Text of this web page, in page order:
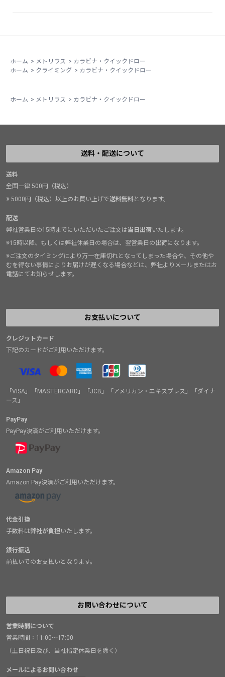
ホーム > メトリウス > カラビナ・クイックドロー
ホーム > クライミング > カラビナ・クイックドロー
ホーム > メトリウス > カラビナ・クイックドロー
送料・配送について
送料
全国一律 500円（税込）
※ 5000円（税込）以上のお買い上げで送料無料となります。
配送
弊社営業日の15時までにいただいたご注文は当日出荷いたします。
※15時以降、もしくは弊社休業日の場合は、翌営業日の出荷になります。
※ご注文のタイミングにより万一在庫切れとなってしまった場合や、その他や
むを得ない事情によりお届けが遅くなる場合などは、弊社よりメールまたはお
電話にてお知らせします。
お支払いについて
クレジットカード
下記のカードがご利用いただけます。
「VISA」「MASTERCARD」「JCB」「アメリカン・エキスプレス」「ダイナ
ース」
PayPay
PayPay決済がご利用いただけます。
Amazon Pay
Amazon Pay決済がご利用いただけます。
代金引換
手数料は弊社が負担 いたします。
銀行振込
前払いでのお支払いとなります。
お問い合わせについて
営業時間について
営業時間：11:00～17:00
（土日祝日及び、当社指定休業日を除く）
メールによるお問い合わせ